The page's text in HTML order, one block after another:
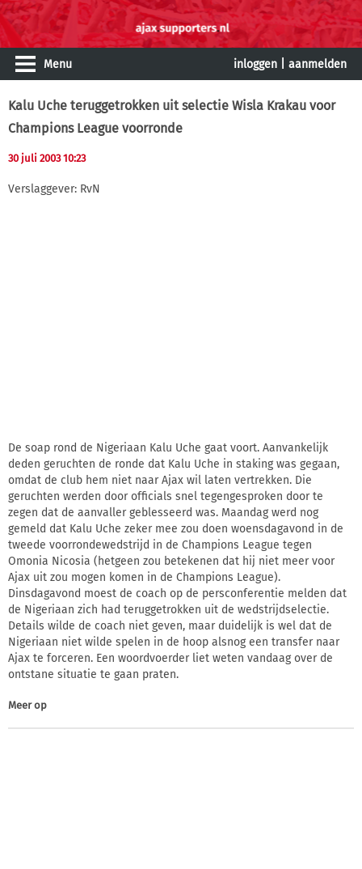
Menu inloggen aanmelden
Kalu Uche teruggetrokken uit selectie Wisla Krakau voor
Champions League voorronde
30 juli 2003 10:23
Verslaggever: RvN
De soap rond de Nigeriaan Kalu Uche gaat voort. Aanvankelijk
deden geruchten de ronde dat Kalu Uche in staking was gegaan,
omdat de club hem niet naar Ajax wil laten vertrekken. Die
geruchten werden door officials snel tegengesproken door te
zegen dat de aanvaller geblesseerd was. Maandag werd nog
gemeld dat Kalu Uche zeker mee zou doen woensdagavond in de
tweede voorrondewedstrijd in de Champions League tegen
Omonia Nicosia (hetgeen zou betekenen dat hij niet meer voor
Ajax uit zou mogen komen in de Champions League).
Dinsdagavond moest de coach op de persconferentie melden dat
de Nigeriaan zich had teruggetrokken uit de wedstrijdselectie.
Details wilde de coach niet geven, maar duidelijk is wel dat de
Nigeriaan niet wilde spelen in de hoop alsnog een transfer naar
Ajax te forceren. Een woordvoerder liet weten vandaag over de
ontstane situatie te gaan praten.
Meer op